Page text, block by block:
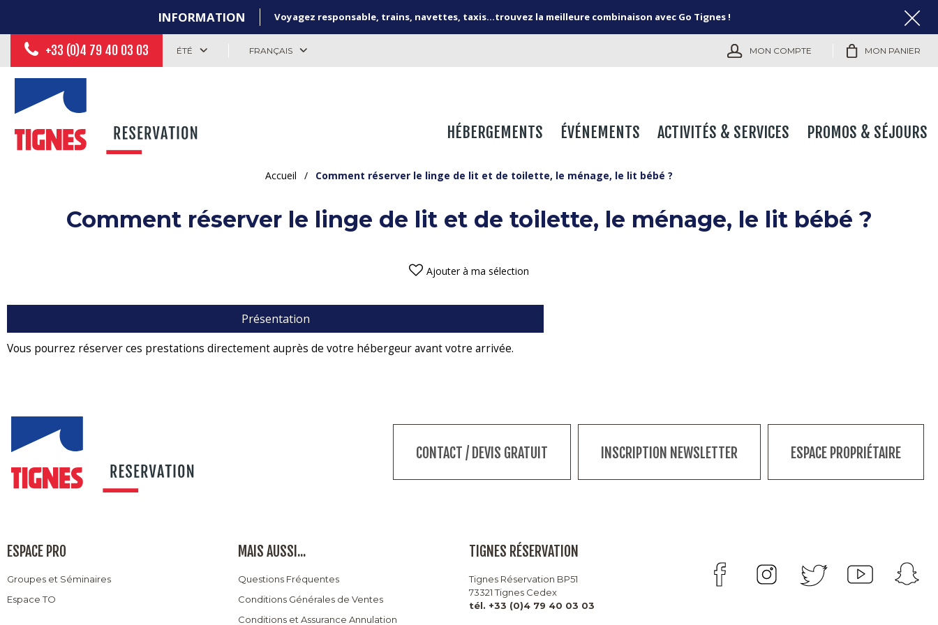
INFORMATION Voyagez responsable, trains, navettes, taxis...trouvez la meilleure combinaison avec Go Tignes !
+33 (0)4 79 40 03 03 ÉTÉ FRANÇAIS MON COMPTE MON PANIER
HÉBERGEMENTS ÉVÉNEMENTS ACTIVITÉS & SERVICES PROMOS & SÉJOURS
Accueil / Comment réserver le linge de lit et de toilette, le ménage, le lit bébé ?
Comment réserver le linge de lit et de toilette, le ménage, le lit bébé ?
Ajouter à ma sélection
Présentation
Vous pourrez réserver ces prestations directement auprès de votre hébergeur avant votre arrivée.
CONTACT / DEVIS GRATUIT INSCRIPTION NEWSLETTER ESPACE PROPRIÉTAIRE
ESPACE PRO
Groupes et Séminaires
Espace TO
MAIS AUSSI...
Questions Fréquentes
Conditions Générales de Ventes
Conditions et Assurance Annulation
TIGNES RÉSERVATION
Tignes Réservation BP51
73321 Tignes Cedex
tél. +33 (0)4 79 40 03 03